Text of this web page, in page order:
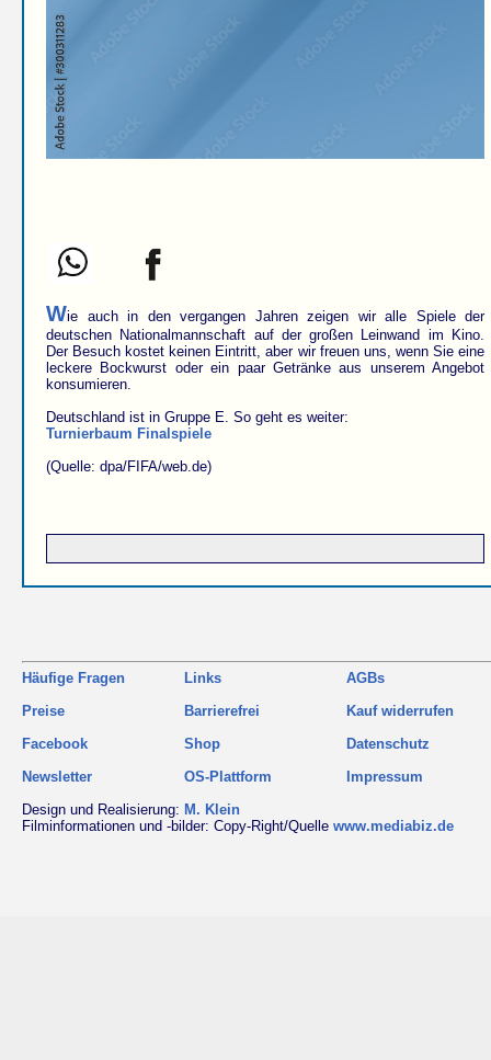
Wie auch in den vergangen Jahren zeigen wir alle Spiele der
deutschen Nationalmannschaft auf der großen Leinwand im Kino.
Der Besuch kostet keinen Eintritt, aber wir freuen uns, wenn Sie eine
leckere Bockwurst oder ein paar Getränke aus unserem Angebot
konsumieren.
Deutschland ist in Gruppe E. So geht es weiter:
Turnierbaum Finalspiele
(Quelle: dpa/FIFA/web.de)
Häufige Fragen
Preise
Facebook
Newsletter
Links
Barrierefrei
Shop
OS-Plattform
AGBs
Kauf widerrufen
Datenschutz
Impressum
Design und Realisierung: M. Klein
Filminformationen und -bilder: Copy-Right/Quelle www.mediabiz.de